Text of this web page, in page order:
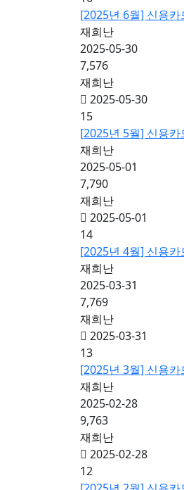
[2025년 6월] 신용
재희난
2025-05-30
7,576
재희난
2025-05-30
15
[2025년 5월] 신용
재희난
2025-05-01
7,790
재희난
2025-05-01
14
[2025년 4월] 신용
재희난
2025-03-31
7,769
재희난
2025-03-31
13
[2025년 3월] 신용
재희난
2025-02-28
9,763
재희난
2025-02-28
12